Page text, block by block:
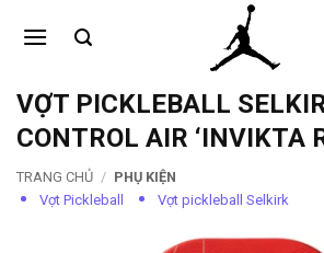
qua
dungVỢT PICKLEBALL
CONTROL AIR ‘INVIKTA
TRANG CHỦ / PHỤ KIỆN
Vợt Pickleball
Vợt pickleball Selkirk